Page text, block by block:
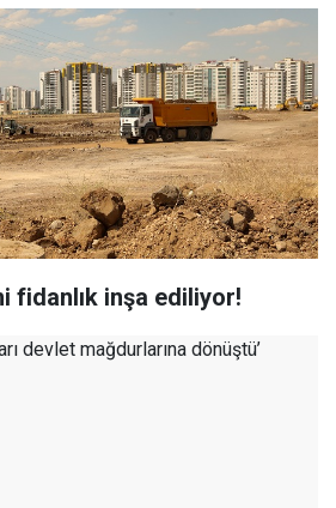
fidanlık inşa ediliyor!